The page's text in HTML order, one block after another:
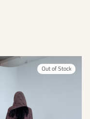
Out of Stock